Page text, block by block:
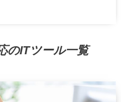
のITツール一覧